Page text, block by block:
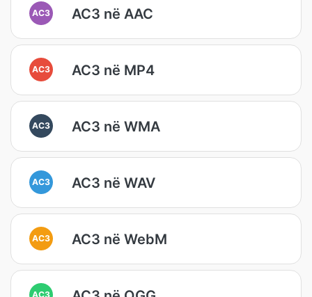
AC3 AC3 në AAC
AC3 AC3 në MP4
AC3 AC3 në WMA
AC3 AC3 në WAV
AC3 AC3 në WebM
AC3